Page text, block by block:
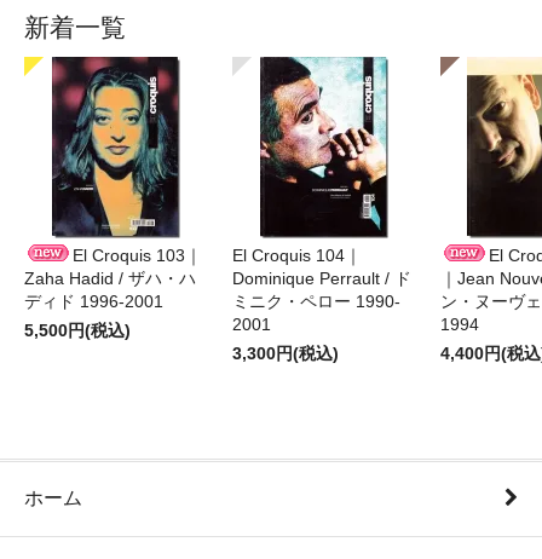
新着一覧
El Croquis 103｜
Zaha Hadid / ザハ・ハ
ディド 1996-2001
5,500円(税込)
El Croquis 104｜
Dominique Perrault / ド
ミニク・ペロー 1990-
2001
3,300円(税込)
El
｜Jean
ン・ヌーヴ
1994
4,400円(税
ホーム